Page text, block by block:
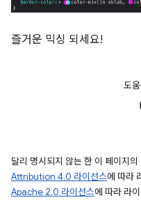
즐거운 믹싱 되세요!
도
달리 명시되지 않는 한 이 페이지의
Attribution 4.0 라이선스에 따라
Apache 2.0 라이선스에 따라 라